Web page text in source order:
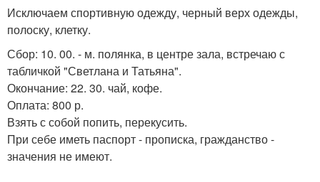
Исключаем спортивную одежду, черный верх одежды,
полоску, клетку.
Сбор: 10. 00. - м. полянка, в центре зала, встречаю с
табличкой "Светлана и Татьяна".
Окончание: 22. 30. чай, кофе.
Оплата: 800 р.
Взять с собой попить, перекусить.
При себе иметь паспорт - прописка, гражданство -
значения не имеют.